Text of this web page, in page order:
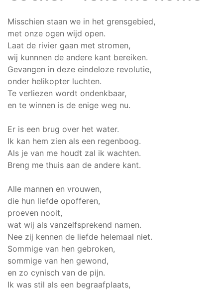
Misschien staan we in het grensgebied,
met onze ogen wijd open.
Laat de rivier gaan met stromen,
wij kunnnen de andere kant bereiken.
Gevangen in deze eindeloze revolutie,
onder helikopter luchten.
Te verliezen wordt ondenkbaar,
en te winnen is de enige weg nu.
Er is een brug over het water.
Ik kan hem zien als een regenboog.
Als je van me houdt zal ik wachten.
Breng me thuis aan de andere kant.
Alle mannen en vrouwen,
die hun liefde opofferen,
proeven nooit,
wat wij als vanzelfsprekend namen.
Nee zij kennen de liefde helemaal niet.
Sommige van hen gebroken,
sommige van hen gewond,
en zo cynisch van de pijn.
Ik was stil als een begraafplaats,